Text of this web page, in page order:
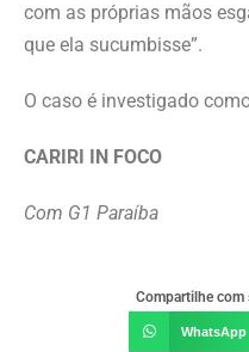
com as próprias mãos
que ela sucumbisse”.
O caso é investigado
CARIRI IN FOCO
Com G1 Paraíba
Compartilhe com
WhatsApp